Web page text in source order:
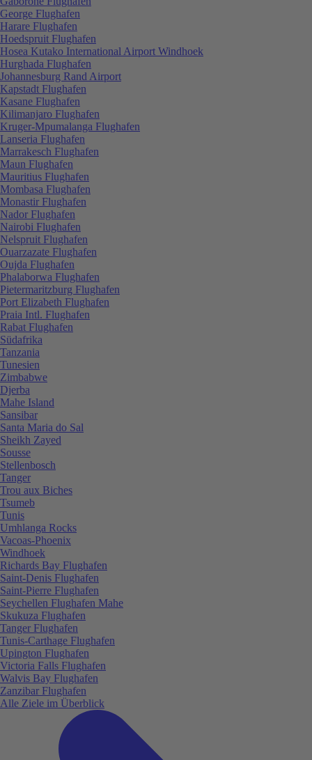
George Flughafen
Harare Flughafen
Hoedspruit Flughafen
Hosea Kutako International Airport Windhoek
Hurghada Flughafen
Johannesburg Rand Airport
Kapstadt Flughafen
Kasane Flughafen
Kilimanjaro Flughafen
Kruger-Mpumalanga Flughafen
Lanseria Flughafen
Marrakesch Flughafen
Maun Flughafen
Mauritius Flughafen
Mombasa Flughafen
Monastir Flughafen
Nador Flughafen
Nairobi Flughafen
Nelspruit Flughafen
Ouarzazate Flughafen
Oujda Flughafen
Phalaborwa Flughafen
Pietermaritzburg Flughafen
Port Elizabeth Flughafen
Praia Intl. Flughafen
Rabat Flughafen
Südafrika
Tanzania
Tunesien
Zimbabwe
Djerba
Mahe Island
Sansibar
Santa Maria do Sal
Sheikh Zayed
Sousse
Stellenbosch
Tanger
Trou aux Biches
Tsumeb
Tunis
Umhlanga Rocks
Vacoas-Phoenix
Windhoek
Richards Bay Flughafen
Saint-Denis Flughafen
Saint-Pierre Flughafen
Seychellen Flughafen Mahe
Skukuza Flughafen
Tanger Flughafen
Tunis-Carthage Flughafen
Upington Flughafen
Victoria Falls Flughafen
Walvis Bay Flughafen
Zanzibar Flughafen
Alle Ziele im Überblick